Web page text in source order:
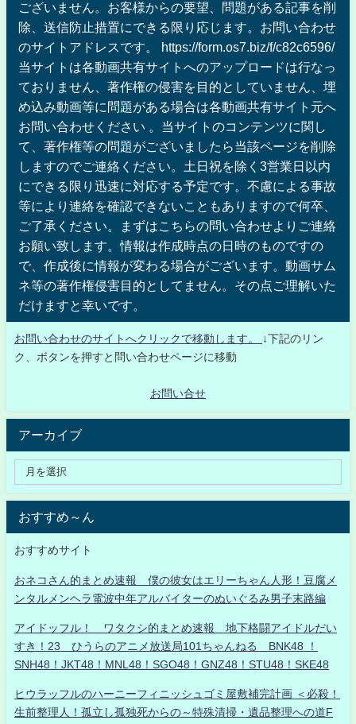
ございません。お客様からの要望、問題がある記事を削
除、送信防止措置にできる限り応じます。お問い合わせ
のサイトアドレスです。 https://form.os7.biz/f/c82c6596/
当サイトは各動画共有サイトへのアップロードは行なっ
ておりません、著作権の侵害を目的としていません、埋
め込み動画等に問題がある場合は各動画共有サイト元へ
お問い合わせください 。当サイトのコンテンツに関し
て、著作権等の問題がございましたら当該ページを削除
しますのでご連絡ください。土日祝を除く3営業日以内
にできる限り迅速に対応する予定です。不慮による事故
等により連絡を確認できないこともありますので何卒、
ご了承ください。まずはこちらの問い合わせよりご連絡
お願い致します。情報は作成時点の日時のものですの
で、作成後に情報が変わる場合がございます。動画サム
ネ等の著作権侵害目的としてません。その点ご理解いた
だけますと幸いです。
お問い合わせのサイトへクリックで移動します。
↓下記のリン
ク、ボタンを押すと問い合わせページに移動
お問い合せ
アーカイブ
おすすめ～ん
おすすめサイト
おネコさん的まとめ速報 僕の彼女はエリーちゃん人形！豆腐メ
ンタルメンヘラ電波中年アルバイターのぬいぐるみ男子末路編
アイドッフル！ ワタクシ的まとめ速報 地下格闘アイドルだい
すき！23 ひうらのアニメ放送局101ちゃんねる BNK48 ！
SNH48！JKT48！MNL48！SGO48！GNZ48！STU48！SKE48
ヒウラッフルのハーニーフィニッシュゴミ屋敷補完計画 ＜必殺！
生前整理人！孤立し孤独死からの～特殊清掃・遺品整理への道F